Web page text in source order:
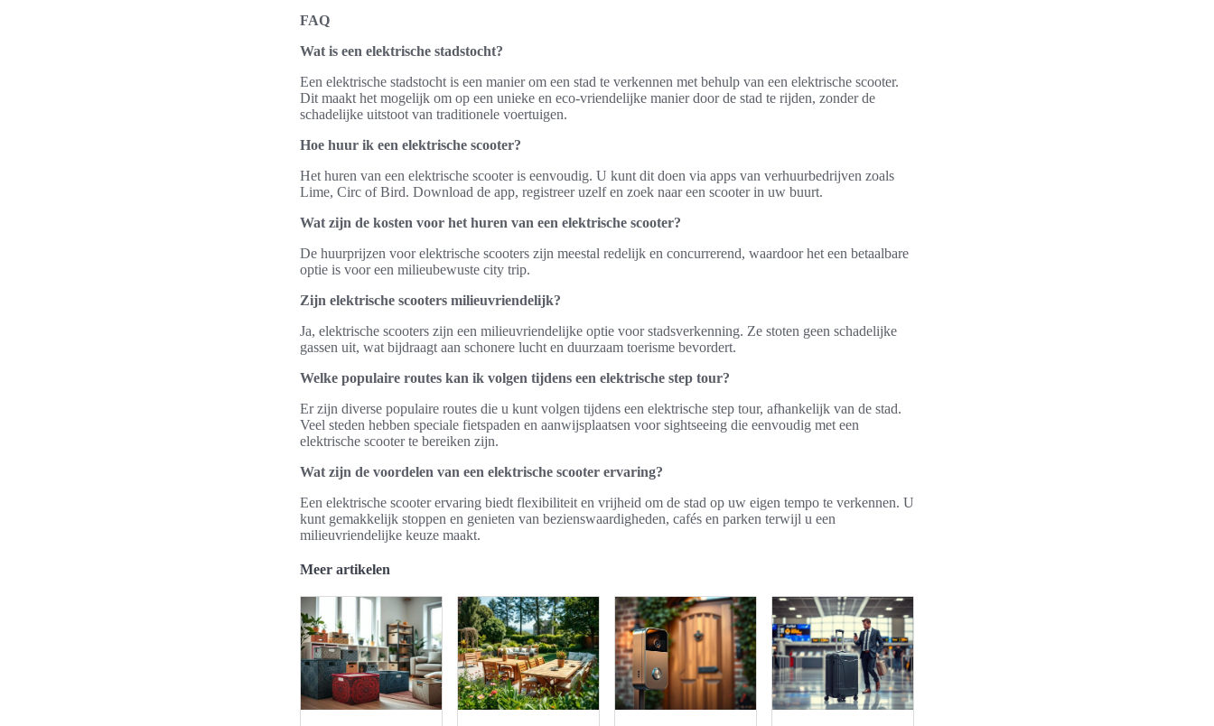
FAQ
Wat is een elektrische stadstocht?
Een elektrische stadstocht is een manier om een stad te verkennen met behulp van een elektrische scooter.
Dit maakt het mogelijk om op een unieke en eco-vriendelijke manier door de stad te rijden, zonder de
schadelijke uitstoot van traditionele voertuigen.
Hoe huur ik een elektrische scooter?
Het huren van een elektrische scooter is eenvoudig. U kunt dit doen via apps van verhuurbedrijven zoals
Lime, Circ of Bird. Download de app, registreer uzelf en zoek naar een scooter in uw buurt.
Wat zijn de kosten voor het huren van een elektrische scooter?
De huurprijzen voor elektrische scooters zijn meestal redelijk en concurrerend, waardoor het een betaalbare
optie is voor een milieubewuste city trip.
Zijn elektrische scooters milieuvriendelijk?
Ja, elektrische scooters zijn een milieuvriendelijke optie voor stadsverkenning. Ze stoten geen schadelijke
gassen uit, wat bijdraagt aan schonere lucht en duurzaam toerisme bevordert.
Welke populaire routes kan ik volgen tijdens een elektrische step tour?
Er zijn diverse populaire routes die u kunt volgen tijdens een elektrische step tour, afhankelijk van de stad.
Veel steden hebben speciale fietspaden en aanwijsplaatsen voor sightseeing die eenvoudig met een
elektrische scooter te bereiken zijn.
Wat zijn de voordelen van een elektrische scooter ervaring?
Een elektrische scooter ervaring biedt flexibiliteit en vrijheid om de stad op uw eigen tempo te verkennen. U
kunt gemakkelijk stoppen en genieten van bezienswaardigheden, cafés en parken terwijl u een
milieuvriendelijke keuze maakt.
Meer artikelen